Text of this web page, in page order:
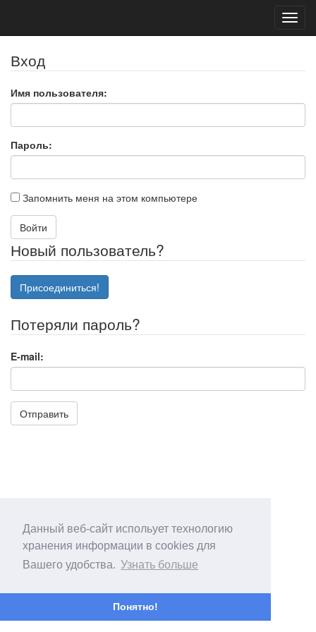
Данный веб-сайт испольует технологию
хранения информации в cookies для
Вашего удобства. Узнать больше
Понятно!
Вход
Имя пользователя:
Пароль:
Запомнить меня на этом компьютере
Войти
Новый пользователь?
Присоединиться!
Потеряли пароль?
E-mail:
Отправить